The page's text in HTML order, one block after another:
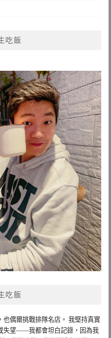
吃飯
吃飯
偶爾挑戰排隊名店。 我堅持真實
失望——我都會坦白記錄，因為我